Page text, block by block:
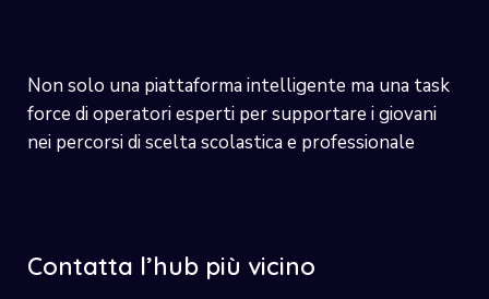
Non solo una piattaforma intelligente ma una task
force di operatori esperti per supportare i giovani
nei percorsi di scelta scolastica e professionale
Contatta l’hub più vicino